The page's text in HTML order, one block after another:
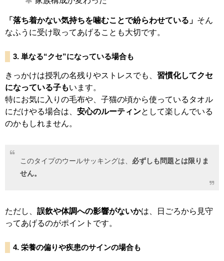
「落ち着かない気持ちを噛むことで紛らわせている」 そん
なふうに受け取ってあげることも大切です。
3. 単なる“クセ”になっている場合も
きっかけは授乳の名残りやストレスでも、 習慣化してクセ
になっている子もいます。
特にお気に入りの毛布や、子猫の頃から使っているタオル
にだけやる場合は、 安心のルーティンとして楽しんでいる
のかもしれません。
このタイプのウールサッキングは、 必ずしも問題とは限りま
せん。
ただし、 誤飲や体調への影響がないかは、日ごろから見守
ってあげるのがポイントです。
4. 栄養の偏りや疾患のサインの場合も